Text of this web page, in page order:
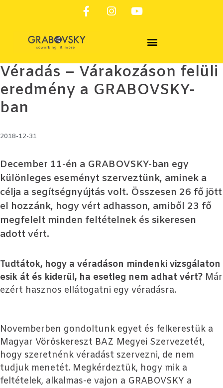
Véradás – Várakozáson felüli
eredmény a GRABOVSKY-
ban
2018-12-31
December 11-én a GRABOVSKY-ban egy
különleges eseményt szerveztünk, aminek a
célja a segítségnyújtás volt. Összesen 26 fő jött
el hozzánk, hogy vért adhasson, amiből 23 fő
megfelelt minden feltételnek és sikeresen
adott vért.
Tudtátok, hogy a véradáson mindenki vizsgálaton
esik át és kiderül, ha esetleg nem adhat vért? Már
ezért hasznos ellátogatni egy véradásra.
Novemberben gondoltunk egyet és felkerestük a
Magyar Vöröskereszt BAZ Megyei Szervezetét,
hogy szeretnénk véradást szervezni, de nem
tudjuk menetét. Megkérdeztük, hogy mik a
feltételek, alkalmas-e vajon a GRABOVSKY a